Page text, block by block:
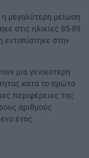
η μεγαλύτερη μείωση
στις ηλικίες 85-89
εντοπίστηκε στην
μια γενικότερη
κατά το πρώτο
περιφέρειες της
αριθμούς
έτος.